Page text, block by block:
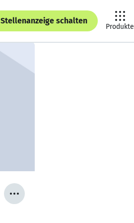
Stellenanzeige schalten
Produkte